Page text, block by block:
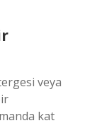
veya
kat